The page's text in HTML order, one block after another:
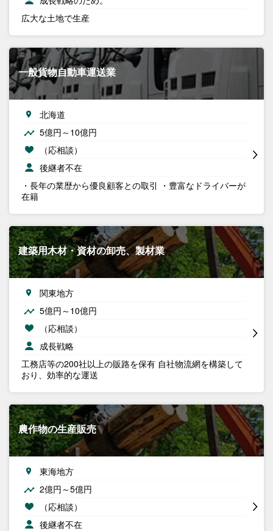
広大な土地で生産
一般貨物自動車運送業
北海道
5億円～10億円
（応相談）
後継者不在
・長年の業歴から優良顧客との取引 ・豊富なドライバーが
在籍
建築用木材・資材の卸売、製材業
関東地方
5億円～10億円
（応相談）
成長戦略
工務店等の200社以上の販路を保有 自社物流網を構築して
おり、効率的な運送
農作物の生産販売
東海地方
2億円～5億円
（応相談）
後継者不在